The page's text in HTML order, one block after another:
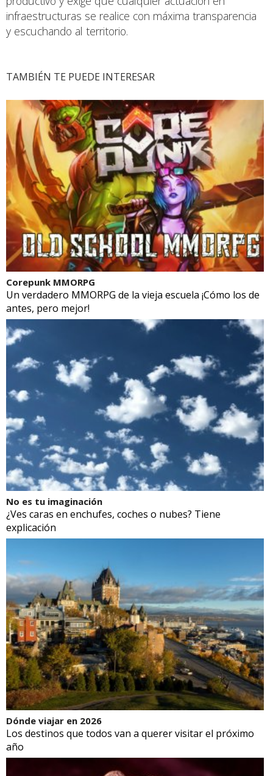
infraestructuras se realice con máxima transparencia
y escuchando al territorio.
TAMBIÉN TE PUEDE INTERESAR
Corepunk MMORPG
Un verdadero MMORPG de la vieja escuela ¡Cómo los de
antes, pero mejor!
No es tu imaginación
¿Ves caras en enchufes, coches o nubes? Tiene
explicación
Dónde viajar en 2026
Los destinos que todos van a querer visitar el próximo
año